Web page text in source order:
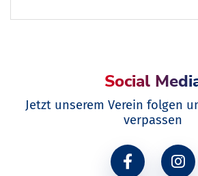
Social
Jetzt unserem Verein folgen
verpassen